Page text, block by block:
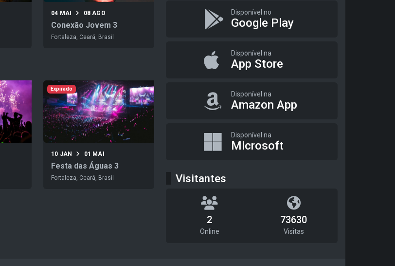
04 MAI 08 AGO
Conexão Jovem 3
Fortaleza, Ceará, Brasil
10 JAN 01 MAI
Festa das Águas 3
Fortaleza, Ceará, Brasil
Expirado
Disponível no
Google Play
Disponível na
App Store
Disponível na
Amazon App
Disponível na
Microsoft
Visitantes
2
Online
73630
Visitas